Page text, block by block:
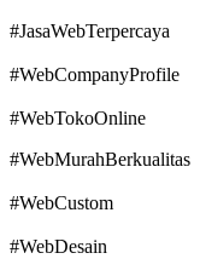
#JasaWebTerpercaya
#WebCompanyProfile
#WebTokoOnline
#WebMurahBerkualitas
#WebCustom
#WebDesain